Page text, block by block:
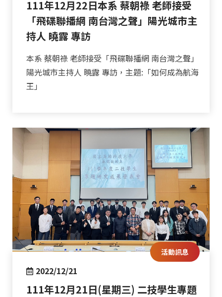
111年12月22日本系 蔡朝祿 老師接受
「飛碟聯播網 南台灣之聲」陽光城市主
持人 曉露 專訪
本系 蔡朝祿 老師接受「飛碟聯播網 南台灣之聲」
陽光城市主持人 曉露 專訪，主題:「如何成為航海
王」
活動訊息
2022/12/21
111年12月21日(星期三) 二技學生專題